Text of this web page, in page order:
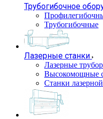
Трубогибочное
Трубогибочные
Лазерные станки
Лазерные
Высокомощные
Станки